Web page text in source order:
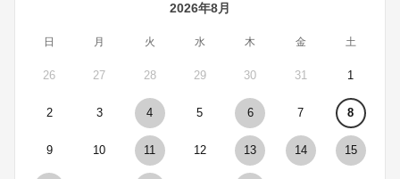
2026年8月
日 月 火 水 木 金 土
26 27 28 29 30 31 1
2 3 4 5 6 7 8
9 10 11 12 13 14 15